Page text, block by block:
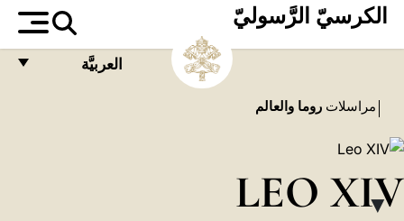
الكرسيّ الرَّسوليّ
العربيَّة
مراسلات روما والعالم
LEO XIV
▸